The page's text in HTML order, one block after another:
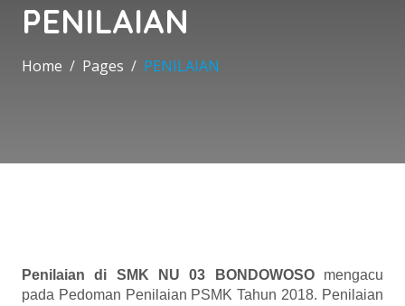
PENILAIAN
Home Pages PENILAIAN
Penilaian di SMK NU 03 BONDOWOSOmengacu
pada Pedoman Penilaian PSMK Tahun 2018. Penilaian